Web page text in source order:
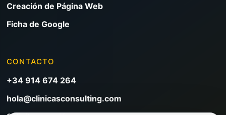
Creación de Página Web
Ficha de Google
CONTACTO
+34 914 674 264
hola@clinicasconsulting.com